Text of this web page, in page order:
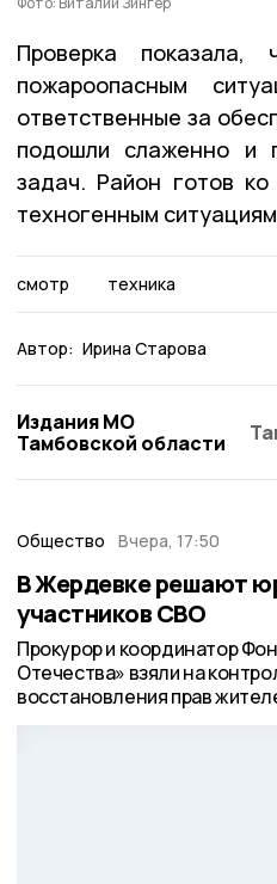
Проверка
пожароопасным
ответственные за
подошли слаженно и
задач. Район готов
техногенным
смотр техника
Автор: Ирина Старова
Издания МО
Тамбовской области
Общество Вчера, 17:50
В Жердевке решают
участников СВО
Прокурор и координатор
Отечества» взяли на
восстановления прав